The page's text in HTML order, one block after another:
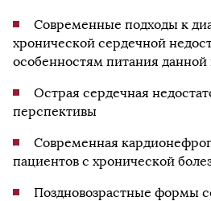
Современные подходы к
хронической сердечной
особенностям питания
Острая сердечная
перспективы
Современная
пациентов с хронической
Поздновозрастные формы